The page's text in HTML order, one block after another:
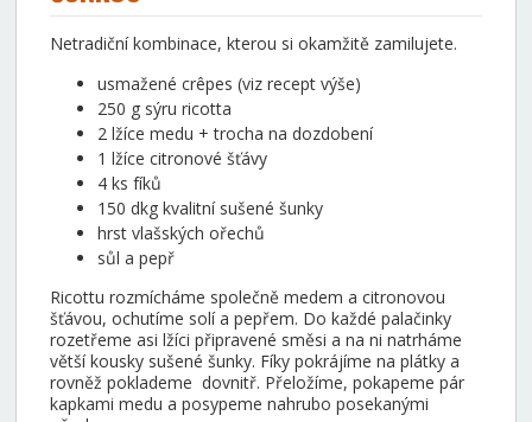
Netradiční kombinace, kterou si okamžitě zamilujete.
usmažené crêpes (viz recept výše)
250 g sýru ricotta
2 lžíce medu + trocha na dozdobení
1 lžíce citronové šťávy
4 ks fíků
150 dkg kvalitní sušené šunky
hrst vlašských ořechů
sůl a pepř
Ricottu rozmícháme společně medem a citronovou
šťávou, ochutíme solí a pepřem. Do každé palačinky
rozetřeme asi lžíci připravené směsi a na ni natrháme
větší kousky sušené šunky. Fíky pokrájíme na plátky a
rovněž poklademe dovnitř. Přeložíme, pokapeme pár
kapkami medu a posypeme nahrubo posekanými